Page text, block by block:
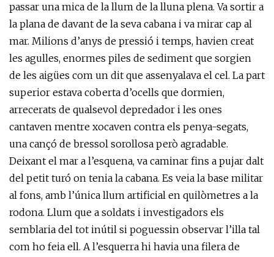
passar una mica de la llum de la lluna plena. Va sortir a
la plana de davant de la seva cabana i va mirar cap al
mar. Milions d’anys de pressió i temps, havien creat
les agulles, enormes piles de sediment que sorgien
de les aigües com un dit que assenyalava el cel. La part
superior estava coberta d’ocells que dormien,
arrecerats de qualsevol depredador i les ones
cantaven mentre xocaven contra els penya-segats,
una cançó de bressol sorollosa però agradable.
Deixant el mar a l’esquena, va caminar fins a pujar dalt
del petit turó on tenia la cabana. Es veia la base militar
al fons, amb l’única llum artificial en quilòmetres a la
rodona. Llum que a soldats i investigadors els
semblaria del tot inútil si poguessin observar l’illa tal
com ho feia ell. A l’esquerra hi havia una filera de